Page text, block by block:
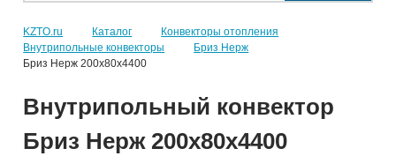
KZTO.ru Каталог
Конвекторы отопления
Внутрипольные конвекторы
Бриз Нерж
Бриз Нерж 200х80х4400
Внутрипольный конвектор
Бриз Нерж 200х80х4400